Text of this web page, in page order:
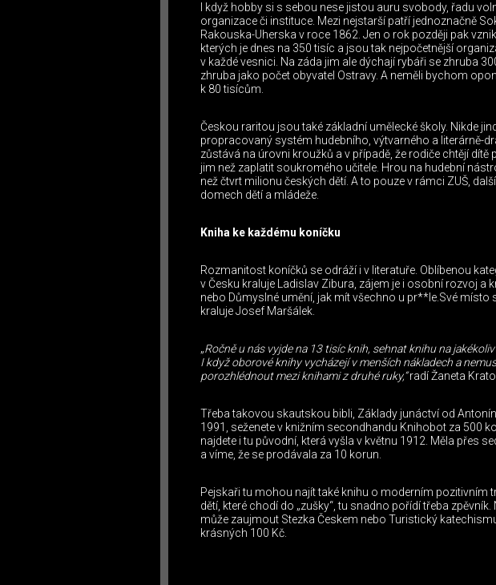
I když hobby si s sebou nese jistou auru svobody, řadu
organizace či instituce. Mezi nejstarší patří jednoznačně
Rakouska-Uherska v roce 1862. Jen o rok později pak
kterých je dnes na 350 tisíc a jsou tak nejpočetnější
v každé vesnici. Na záda jim ale dýchají rybáři se zhruba
zhruba jako počet obyvatel Ostravy. A neměli bychom
k 80 tisícům.
Českou raritou jsou také základní umělecké školy. Nikde
propracovaný systém hudebního, výtvarného a literárně-
zůstává na úrovni kroužků a v případě, že rodiče chtějí
jim než zaplatit soukromého učitele. Hrou na hudební
než čtvrt milionu českých dětí. A to pouze v rámci ZUŠ,
domech dětí a mládeže.
Kniha ke každému koníčku
Rozmanitost koníčků se odráží i v literatuře. Oblíbenou
v Česku kraluje Ladislav Zibura, zájem je i osobní rozvoj a
nebo Důmyslné umění, jak mít všechno u pr**le.Své místo
kraluje Josef Maršálek.
„Ročně u nás vyjde na 13 tisíc knih, sehnat knihu na
I když oborové knihy vycházejí v menších nákladech a
porozhlédnout mezi knihami z druhé ruky,“radí Žaneta
Třeba takovou skautskou bibli, Základy junáctví od
1991, seženete v knižním secondhandu Knihobot za 500
najdete i tu původní, která vyšla v květnu 1912. Měla přes
a víme, že se prodávala za 10 korun.
Pejskaři tu mohou najít také knihu o moderním pozitivním
dětí, které chodí do „zušky“, tu snadno pořídí třeba
může zaujmout Stezka Českem nebo Turistický
krásných 100 Kč.